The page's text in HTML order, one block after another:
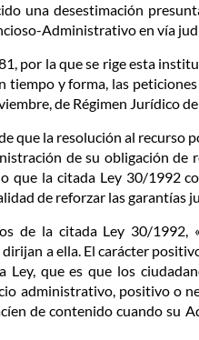
una desestimación
Administrativo en vía
por la que se rige esta
y forma, las
de Régimen Jurídico
que la resolución al
de su obligación
que la citada Ley 30/1992
de reforzar las
de la citada Ley 30/
a ella. El carácter
que es que los
administrativo, positivo o
de contenido cuando su